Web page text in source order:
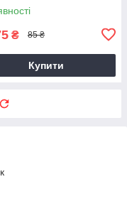
₴ 85 ₴
Купити